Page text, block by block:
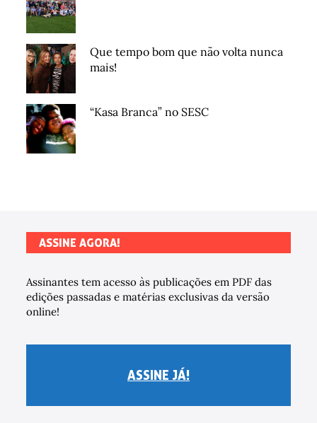
Que tempo bom que não volta nunca
mais!
“Kasa Branca” no SESC
ASSINE AGORA!
Assinantes tem acesso às publicações em PDF das
edições passadas e matérias exclusivas da versão
online!
ASSINE JÁ!